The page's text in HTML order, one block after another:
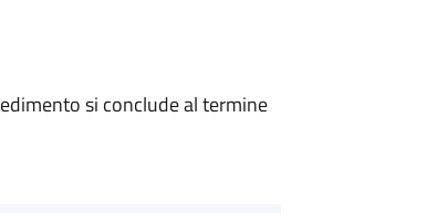
si conclude al termine